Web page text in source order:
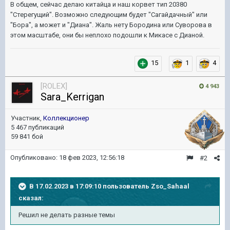
В общем, сейчас делаю китайца и наш корвет тип 20380
"Стерегущий". Возможно следующим будет "Сагайдачный" или
"Бора", а может и "Диана". Жаль нету Бородина или Суворова в
этом масштабе, они бы неплохо подошли к Микасе с Дианой.
15 1 4
4 943
[ROLEX]
Sara_Kerrigan
Участник, Коллекционер
5 467 публикаций
59 841 бой
#2
Опубликовано: 18 фев 2023, 12:56:18
В 17.02.2023 в 17:09:10 пользователь Zso_Sahaal
сказал:
Решил не делать разные темы